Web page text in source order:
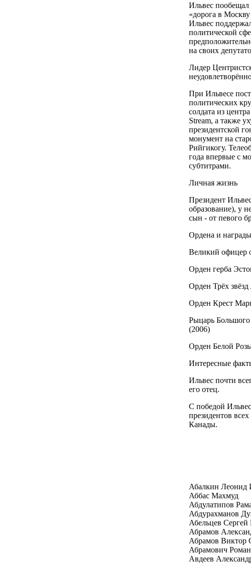
Ильвес пообещал
«дорога в
Ильвес
политической
на своих
Лидер
При Ильвесе
политических
солдата из
Stream, а также
президентской
монумент на
Рийгикогу.
года впервые с
субтитрами.
Личная жизнь
Президент
образование), у
сын - от певого
Ордена и награды
Великий офицер
Орден герба
Орден Трёх
Орден Крест
Рыцарь
(2006)
Орден Белой
Интересные
Ильвес почти
его отец.
С победой
президентов
Канады.
Абалкин Леонид
Аббас Махмуд
Абдулатипов
Абдурахманов
Абельцев Сергей
Абрамов
Абрамов Виктор
Абрамович
Авдеев